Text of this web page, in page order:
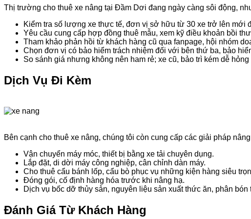
Thị trường cho thuê xe nâng tại Đầm Dơi đang ngày càng sôi động,
Kiểm tra số lượng xe thực tế, đơn vị sở hữu từ 30 xe trở lên mới
Yêu cầu cung cấp hợp đồng thuê mẫu, xem kỹ điều khoản bồi
Tham khảo phản hồi từ khách hàng cũ qua fanpage, hội nhóm
Chọn đơn vị có bảo hiểm trách nhiệm đối với bên thứ ba, bảo
So sánh giá nhưng không nên ham rẻ; xe cũ, bảo trì kém dễ
Dịch Vụ Đi Kèm
Bên cạnh cho thuê xe nâng, chúng tôi còn cung cấp các giải pháp
Vận chuyển máy móc, thiết bị bằng xe tải chuyên dụng.
Lắp đặt, di dời máy công nghiệp, cân chỉnh dàn máy.
Cho thuê cẩu bánh lốp, cẩu bò phục vụ những kiện hàng siêu
Đóng gói, cố định hàng hóa trước khi nâng hạ.
Dịch vụ bốc dỡ thủy sản, nguyên liệu sản xuất thức ăn, phân bón
Đánh Giá Từ Khách Hàng